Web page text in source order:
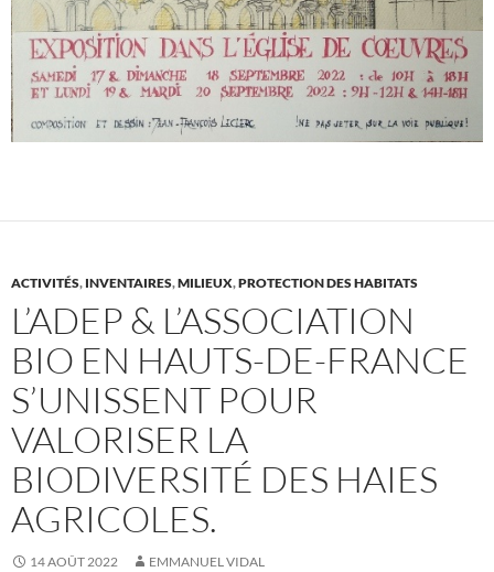
ACTIVITÉS, INVENTAIRES,MILIEUX,PROTECTION DES HABITATS
L’ADEP & L’ASSOCIATION
BIO EN HAUTS-DE-FRANCE
S’UNISSENT POUR
VALORISER LA
BIODIVERSITÉ DES HAIES
AGRICOLES.
14 AOÛT 2022 EMMANUEL VIDAL